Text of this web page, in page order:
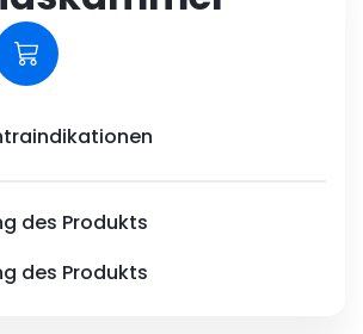
des Produkts
des Produkts